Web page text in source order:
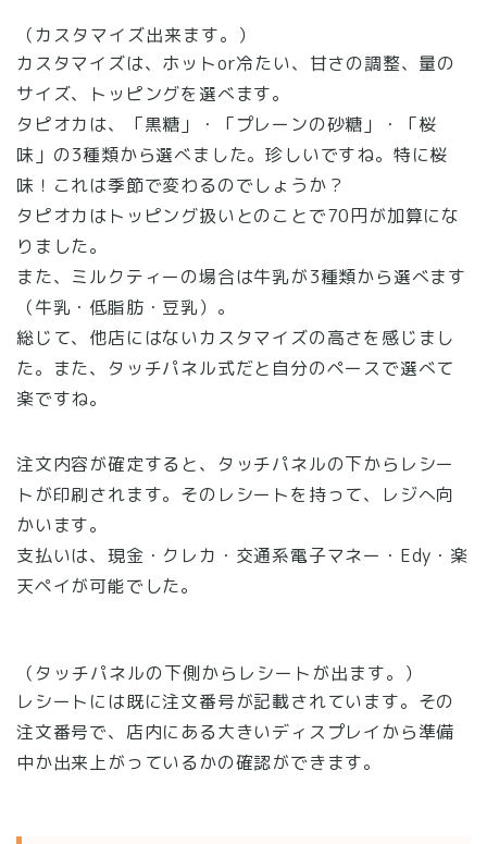
（カスタマイズ出来ます。）
カスタマイズは、ホットor冷たい、甘さの調整、量の
サイズ、トッピングを選べます。
タピオカは、「黒糖」・「プレーンの砂糖」・「桜
味」の3種類から選べました。珍しいですね。特に桜
味！これは季節で変わるのでしょうか？
タピオカはトッピング扱いとのことで70円が加算にな
りました。
また、ミルクティーの場合は牛乳が3種類から選べます
（牛乳・低脂肪・豆乳）。
総じて、他店にはないカスタマイズの高さを感じまし
た。また、タッチパネル式だと自分のペースで選べて
楽ですね。
注文内容が確定すると、タッチパネルの下からレシー
トが印刷されます。そのレシートを持って、レジへ向
かいます。
支払いは、現金・クレカ・交通系電子マネー・Edy・楽
天ペイが可能でした。
（タッチパネルの下側からレシートが出ます。）
レシートには既に注文番号が記載されています。その
注文番号で、店内にある大きいディスプレイから準備
中か出来上がっているかの確認ができます。